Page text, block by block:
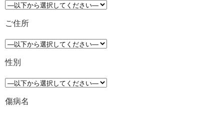
ご住所
性別
傷病名